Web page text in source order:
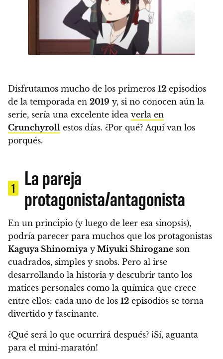
Disfrutamos mucho de los primeros 12 episodios
de la temporada en 2019 y, si no conocen aún la
serie, sería una excelente idea verla en
Crunchyroll estos días. ¿Por qué? Aquí van los
porqués.
1
La pareja
protagonista/antagonista
En un principio (y luego de leer esa sinopsis),
podría parecer para muchos que los protagonistas
Kaguya Shinomiya y Miyuki Shirogane son
cuadrados, simples y snobs. Pero al irse
desarrollando la historia y descubrir tanto los
matices personales como la química que crece
entre ellos: cada uno de los 12 episodios se torna
divertido y fascinante.
¿Qué será lo que ocurrirá después? ¡Sí, aguanta
para el mini-maratón!